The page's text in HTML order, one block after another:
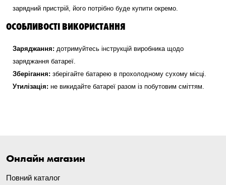
зарядний пристрій, його потрібно буде купити окремо.
ОСОБЛИВОСТІ ВИКОРИСТАННЯ
Заряджання: дотримуйтесь інструкцій виробника щодо
заряджання батареї.
Зберігання: зберігайте батарею в прохолодному сухому місці.
Утилізація: не викидайте батареї разом із побутовим сміттям.
Онлайн магазин
Повний каталог